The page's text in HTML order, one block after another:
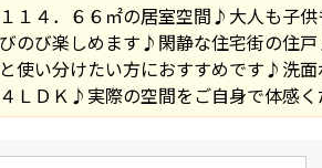
１４．６６㎡の居室空間♪大人も子
のび楽しめます♪閑静な住宅街の住
使い分けたい方におすすめです♪洗
ＬＤＫ♪実際の空間をご自身で体感